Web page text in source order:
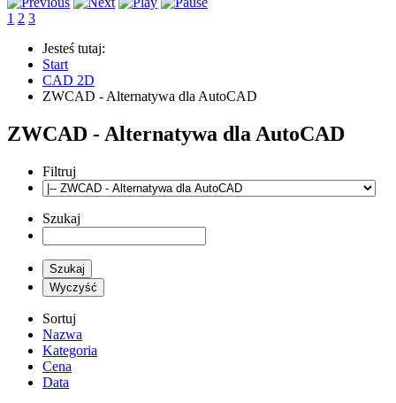
1 2 3
Jesteś tutaj:
Start
CAD 2D
ZWCAD - Alternatywa dla AutoCAD
ZWCAD - Alternatywa dla AutoCAD
Filtruj
Szukaj
Sortuj
Nazwa
Kategoria
Cena
Data